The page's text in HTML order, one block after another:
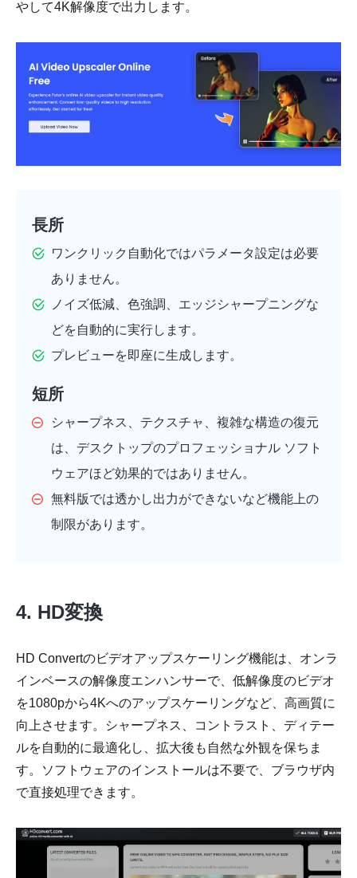
やして4K解像度で出力します。
長所
ワンクリック自動化ではパラメータ設定は必要
ありません。
ノイズ低減、色強調、エッジシャープニングな
どを自動的に実行します。
プレビューを即座に生成します。
短所
シャープネス、テクスチャ、複雑な構造の復元
は、デスクトップのプロフェッショナル ソフト
ウェアほど効果的ではありません。
無料版では透かし出力ができないなど機能上の
制限があります。
4. HD変換
HD Convertのビデオアップスケーリング機能は、オンラ
インベースの解像度エンハンサーで、低解像度のビデオ
を1080pから4Kへのアップスケーリングなど、高画質に
向上させます。シャープネス、コントラスト、ディテー
ルを自動的に最適化し、拡大後も自然な外観を保ちま
す。ソフトウェアのインストールは不要で、ブラウザ内
で直接処理できます。